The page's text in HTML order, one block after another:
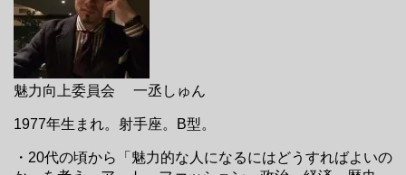
魅力向上委員会 一丞しゅん
1977年生まれ。射手座。B型。
・20代の頃から「魅力的な人になるにはどうすればよいの